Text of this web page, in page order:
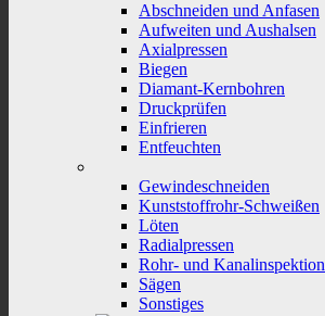
Abschneiden und Anfasen
Aufweiten und Aushalsen
Axialpressen
Biegen
Diamant-Kernbohren
Druckprüfen
Einfrieren
Entfeuchten
Gewindeschneiden
Kunststoffrohr-Schweißen
Löten
Radialpressen
Rohr- und Kanalinspektion
Sägen
Sonstiges